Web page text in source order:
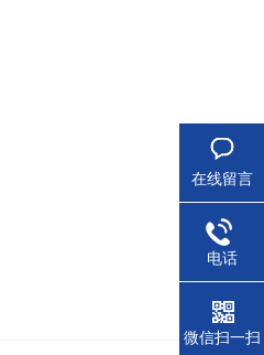
在线留言
电话
微信扫一扫